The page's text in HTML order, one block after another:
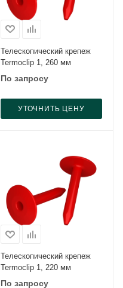
Телескопический крепеж
Termoclip 1, 260 мм
По запросу
УТОЧНИТЬ ЦЕНУ
Телескопический крепеж
Termoclip 1, 220 мм
По запросу